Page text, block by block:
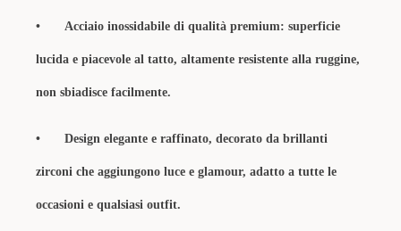
• Acciaio inossidabile di qualità premium: superficie
lucida e piacevole al tatto, altamente resistente alla ruggine,
non sbiadisce facilmente.
• Design elegante e raffinato, decorato da ​​brillanti
zirconi​​ che aggiungono luce e glamour, adatto a tutte le
occasioni e qualsiasi outfit.